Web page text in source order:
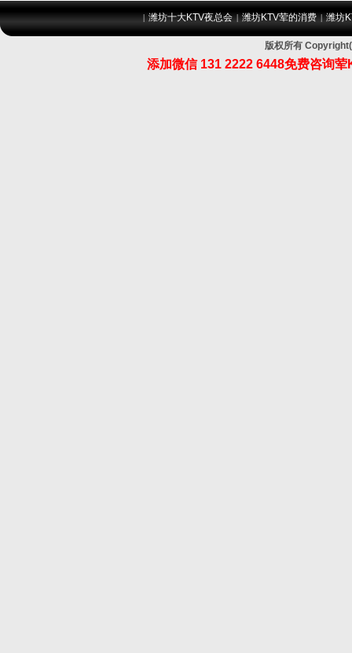
|潍坊十大KTV夜总会 |潍坊KTV荤的消费 |潍坊
版权所有
添加微信131 2222 6448免费咨询荤